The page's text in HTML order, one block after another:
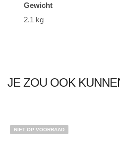
Gewicht
2.1 kg
JE ZOU OOK
NIET OP VOORRAAD